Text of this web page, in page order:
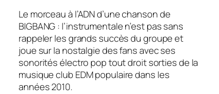
Le morceau à l’ADN d’une chanson de
BIGBANG : l’instrumentale n’est pas sans
rappeler les grands succès du groupe et
joue sur la nostalgie des fans avec ses
sonorités électro pop tout droit sorties de la
musique club EDM populaire dans les
années 2010.